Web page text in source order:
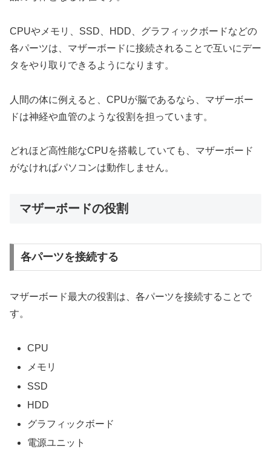
CPUやメモリ、SSD、HDD、グラフィックボードなどの
各パーツは、マザーボードに接続されることで互いにデー
タをやり取りできるようになります。
人間の体に例えると、CPUが脳であるなら、マザーボー
ドは神経や血管のような役割を担っています。
どれほど高性能なCPUを搭載していても、マザーボード
がなければパソコンは動作しません。
マザーボードの役割
各パーツを接続する
マザーボード最大の役割は、各パーツを接続することで
す。
CPU
メモリ
SSD
HDD
グラフィックボード
電源ユニット